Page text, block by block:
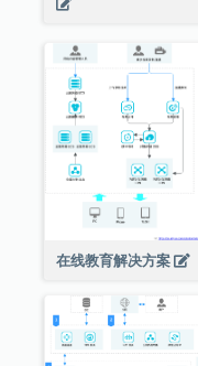
在线教育解决方案